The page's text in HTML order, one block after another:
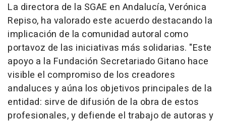
La directora de la SGAE en Andalucía, Verónica
Repiso, ha valorado este acuerdo destacando la
implicación de la comunidad autoral como
portavoz de las iniciativas más solidarias. "Este
apoyo a la Fundación Secretariado Gitano hace
visible el compromiso de los creadores
andaluces y aúna los objetivos principales de la
entidad: sirve de difusión de la obra de estos
profesionales, y defiende el trabajo de autoras y